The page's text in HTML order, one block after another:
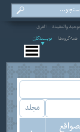
والعقيدة
الفرق
همه‌گروه‌ها نویسندگان
مجلد